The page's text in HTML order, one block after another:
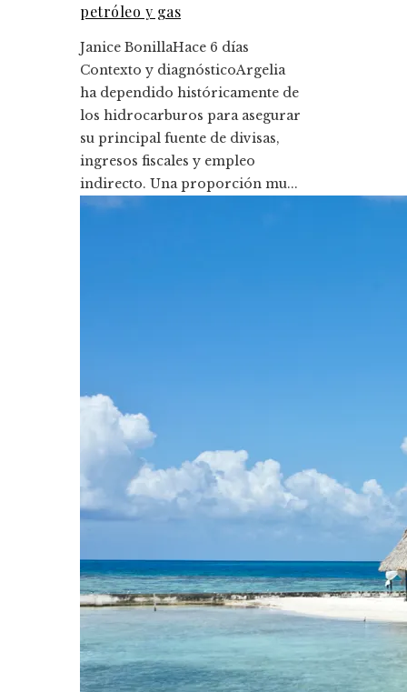
petróleo y gas
Janice BonillaHace 6 días
Contexto y diagnósticoArgelia
ha dependido históricamente de
los hidrocarburos para asegurar
su principal fuente de divisas,
ingresos fiscales y empleo
indirecto. Una proporción mu...